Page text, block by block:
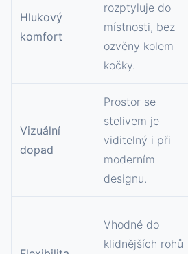
Hlukový
komfort
rozptyluje do
místnosti, bez
ozvěny kolem
kočky.
Vizuální
dopad
Prostor se
stelivem je
viditelný i při
moderním
designu.
Vhodné do
klidnějších rohů